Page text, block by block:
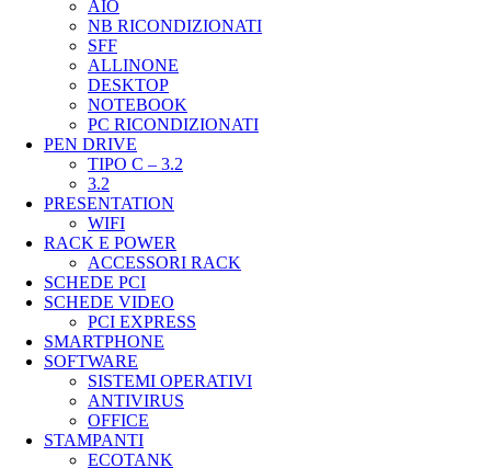
AIO
NB RICONDIZIONATI
SFF
ALLINONE
DESKTOP
NOTEBOOK
PC RICONDIZIONATI
PEN DRIVE
TIPO C – 3.2
3.2
PRESENTATION
WIFI
RACK E POWER
ACCESSORI RACK
SCHEDE PCI
SCHEDE VIDEO
PCI EXPRESS
SMARTPHONE
SOFTWARE
SISTEMI OPERATIVI
ANTIVIRUS
OFFICE
STAMPANTI
ECOTANK